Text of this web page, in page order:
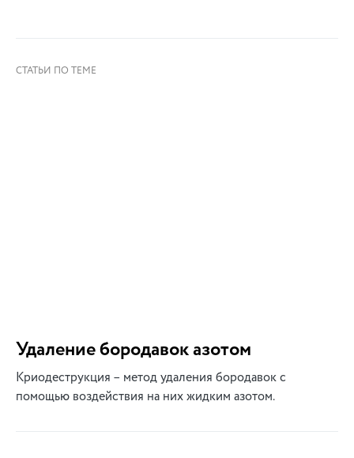
Удаление бородавок азотом
Криодеструкция – метод удаления бородавок с
помощью воздействия на них жидким азотом.